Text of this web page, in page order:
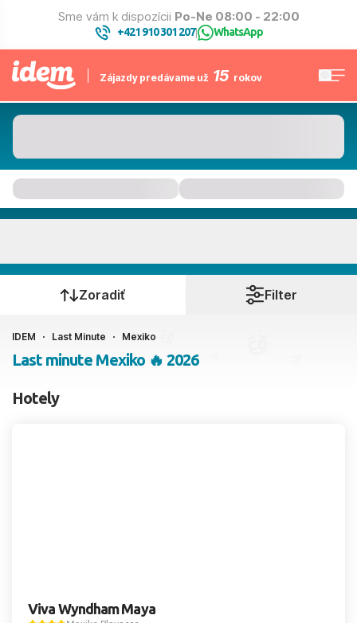
Sme vám k dispozícii Po-Ne 08:00 - 22:00
+421 910 301 207| WhatsApp
Zájazdy predávame už 15 rokov
Kedy cestujete?
Ako cestujete?
2 dospelí, 0 deti
Zoradiť Filter
IDEM Last Minute Mexiko
Last minute Mexiko 🔥 2026
Hotely
Viva Wyndham Maya